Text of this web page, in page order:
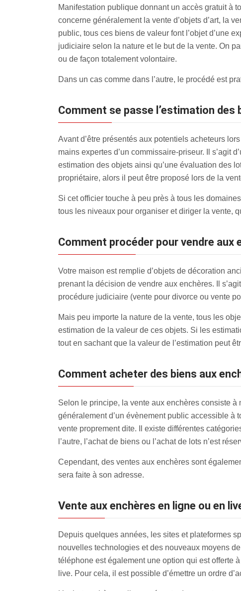
Manifestation publique donnant un accès gratuit à
concerne généralement la vente d’objets d’art, la
public, tous ces biens de valeur font l’objet d’une
judiciaire selon la nature et le but de la vente. On
ou de façon totalement volontaire.
Dans un cas comme dans l’autre, le procédé est
Comment se passe l’estimation des
Avant d’être présentés aux potentiels acheteurs
mains expertes d’un commissaire-priseur. Il s’agit
estimation des objets ainsi qu’une évaluation des
propriétaire, alors il peut être proposé lors de la
Si cet officier touche à peu près à tous les
tous les niveaux pour organiser et diriger la vente,
Comment procéder pour vendre
Votre maison est remplie d’objets de décoration
prenant la décision de vendre aux enchères. Il
procédure judiciaire (vente pour divorce ou vente
Mais peu importe la nature de la vente, tous les
estimation de la valeur de ces objets. Si les
tout en sachant que la valeur de l’estimation peut
Comment acheter des biens aux
Selon le principe, la vente aux enchères consiste à
généralement d’un évènement public accessible à
vente proprement dite. Il existe différentes
l’autre, l’achat de biens ou l’achat de lots n’est
Cependant, des ventes aux enchères sont
sera faite à son adresse.
Vente aux enchères en ligne ou en
Depuis quelques années, les sites et plateformes
nouvelles technologies et des nouveaux moyens
téléphone est également une option qui est offerte
live. Pour cela, il est possible d’émettre un ordre